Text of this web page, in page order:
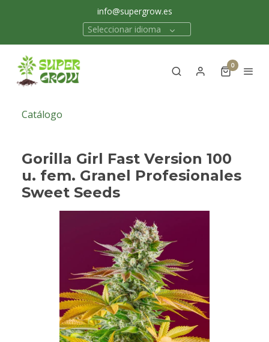
info@supergrow.es
Seleccionar idioma
0
Catálogo
Gorilla Girl Fast Version 100
u. fem. Granel Profesionales
Sweet Seeds